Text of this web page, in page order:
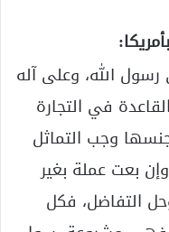
رسول الله، وعلى آله
في التجارة
وجب التماثل
بعت عملة بغير
التفاضل، فكل